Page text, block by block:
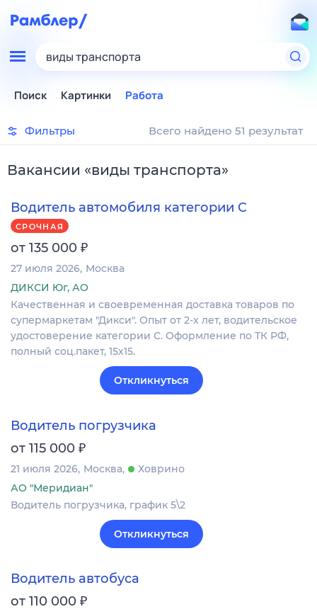
виды транспорта
Поиск Картинки Работа
Фильтры Всего найдено 51 результат
Вакансии «виды транспорта»
Водитель автомобиля категории C
СРОЧНАЯ
от 135 000 ₽
27 июля 2026 Москва
ДИКСИ Юг, АО
Качественная и своевременная доставка товаров по
супермаркетам "Дикси". Опыт от 2-х лет, водительское
удостоверение категории С. Оформление по ТК РФ,
полный соц.пакет, 15х15.
Откликнуться
Водитель погрузчика
от 115 000 ₽
21 июля 2026 Москва
Ховрино
АО "Меридиан"
Водитель погрузчика, график 5\2
Откликнуться
Водитель автобуса
от 110 000 ₽